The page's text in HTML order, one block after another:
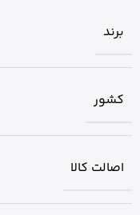
برند
کشور
اصالت کالا